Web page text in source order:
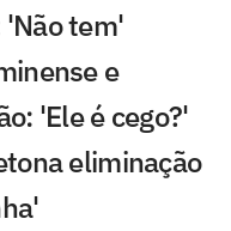
'Não tem'
e
'Ele é cego?'
eliminação